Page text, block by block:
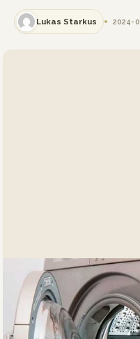
Lukas Starkus 2024-